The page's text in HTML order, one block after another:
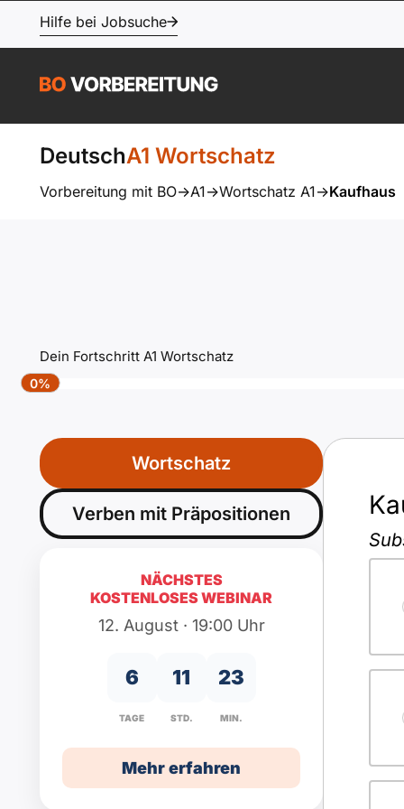
Hilfe bei Jobsuche
DeutschA1 Wortschatz
Vorbereitung mit BO->A1->Wortschatz A1->Kaufhaus
Dein Fortschritt A1 Wortschatz
0%
Wortschatz
Verben mit Präpositionen
NÄCHSTES
KOSTENLOSES WEBINAR
12. August · 19:00 Uhr
6
TAGE
11
STD.
23
MIN.
Mehr erfahren